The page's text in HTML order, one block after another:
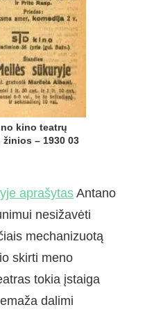
kino teatrų
– 1930 03
aprašytasAntano
nesižavėti
mechanizuotą
skirti meno
tokia įstaiga
dalimi